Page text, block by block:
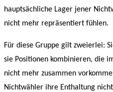
hauptsächliche Lager jener
nicht mehr repräsentiert fühlen.
Für diese Gruppe gilt zweierlei:
sie Positionen kombinieren, die
nicht mehr zusammen
Nichtwähler ihre Enthaltung